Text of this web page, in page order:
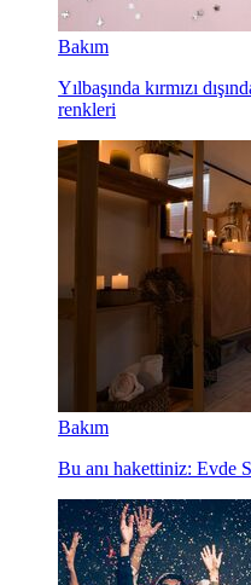
Bakım
Yılbaşında kırmızı
renkleri
Bakım
Bu anı hakettiniz: Evde